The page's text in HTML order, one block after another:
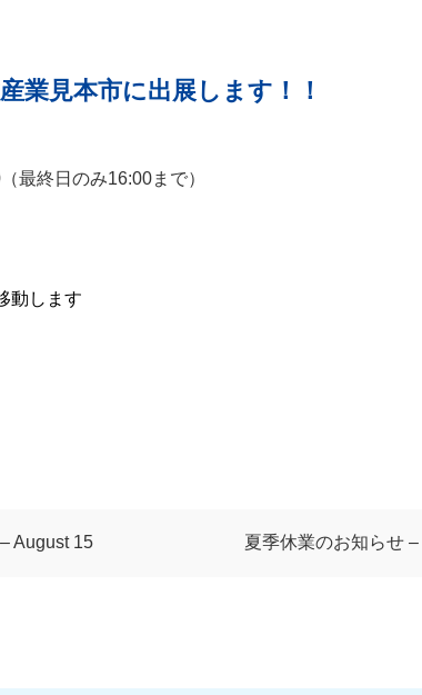
業見本市に出展します！！
最終日のみ16:00まで）
動します
August 15 夏季休業のお知らせ